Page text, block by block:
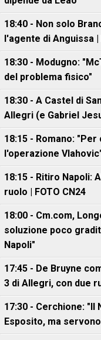
18:40 - Non solo
l'agente di Anguissa |
18:30 - Modugno:
del problema fisico"
18:30 - A Castel di
Allegri (e Gabriel
18:15 - Romano:
l'operazione
18:15 - Ritiro Napoli:
ruolo | FOTO CN24
18:00 - Cm.com,
soluzione poco
Napoli"
17:45 - De Bruyne
3 di Allegri, con due
17:30 - Cerchione: "Il
Esposito, ma